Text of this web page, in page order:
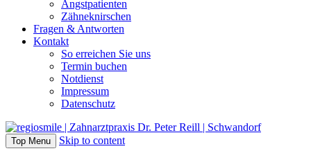
Angstpatienten
Zähneknirschen
Fragen & Antworten
Kontakt
So erreichen Sie uns
Termin buchen
Notdienst
Impressum
Datenschutz
Top Menu Skip to content